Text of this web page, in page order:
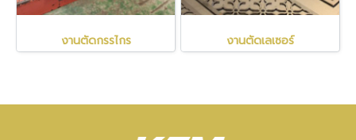
งานตัดกรรไกร งานตัดเลเซอร์